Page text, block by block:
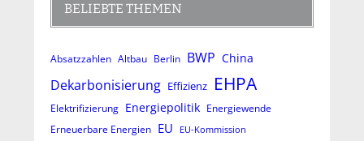
BELIEBTE THEMEN
Absatzzahlen Altbau Berlin BWP China
Dekarbonisierung Effizienz EHPA
Elektrifizierung Energiepolitik Energiewende
Erneuerbare Energien EU EU-Kommission